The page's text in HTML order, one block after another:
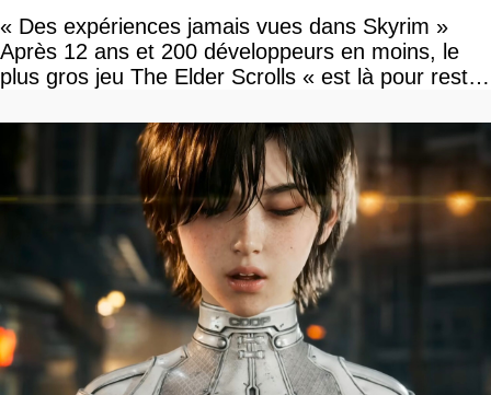
« Des expériences jamais vues dans Skyrim »
Après 12 ans et 200 développeurs en moins, le
plus gros jeu The Elder Scrolls « est là pour rester